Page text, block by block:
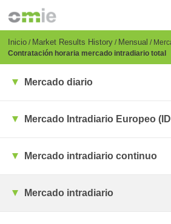
principal
Breadcrumb
Inicio Market Results History Mensual
Contratación horaria mercado intradiario total
Mercado diario
Mercado Intradiario Europeo
Mercado intradiario continuo
Mercado intradiario